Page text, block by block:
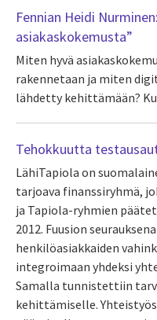
Fennian Heidi
asiakaskokemusta”
Miten hyvä
rakennetaan ja miten
lähdetty kehittämään?
Tehokkuutta
LähiTapiola on
tarjoava finanssiryhmä,
ja Tapiola-ryhmien
2012. Fuusion
henkilöasiakkaiden
integroimaan yhdeksi
Samalla tunnistettiin
kehittämiselle.